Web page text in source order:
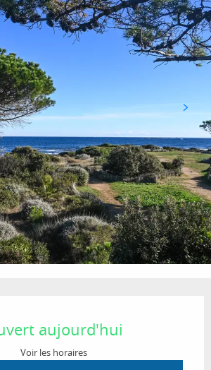
aujourd'hui
Voir les horaires